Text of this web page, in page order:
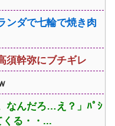
ンダで七輪で焼き肉
須幹弥にブチギレ
なんだろ…え？」ﾊﾟｼ
る・・...